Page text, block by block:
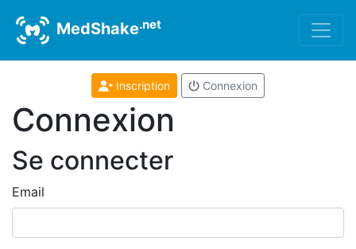
MedShake.net
Inscription Connexion
Connexion
Se connecter
Email